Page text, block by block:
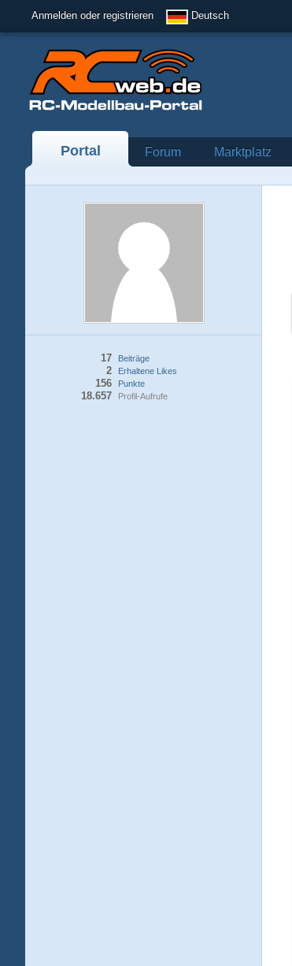
Anmelden oder registrieren Deutsch
Portal Forum Marktplatz
Beiträge
17
Erhaltene Likes
2
Punkte
156
Profil-Aufrufe
18.657